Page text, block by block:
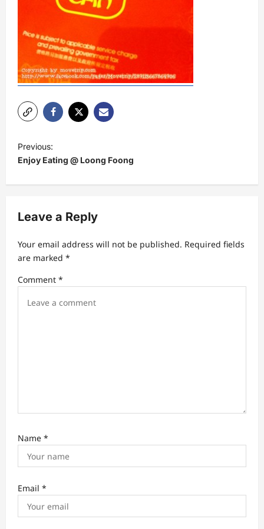
P
o
n
v
g
Previous:
Enjoy Eating @ Loong Foong
Leave a Reply
Your email address will not be published. Required fields
are marked *
Comment *
Name *
Email *